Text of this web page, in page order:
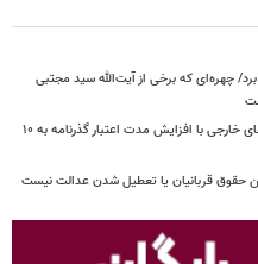
چهره‌ای که برخی از آیت‌الله سید مجتبی
نماینده مجلس خبر داد: کاهش مشکلات سفرهای خارجی با افزایش مدت اعتبار گذرنامه به ۱۰
حقوق قربانیان یا تعطیل شدن عدالت نیست